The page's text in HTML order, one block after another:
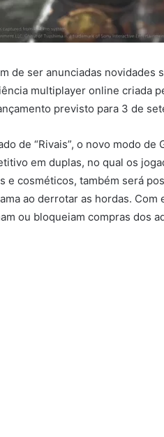
de ser anunciadas novidades
multiplayer online criada
previsto para 3 de
de “Rivais”, o novo modo
em duplas, no qual os
e cosméticos, também será
ao derrotar as hordas.
ou bloqueiam compras dos